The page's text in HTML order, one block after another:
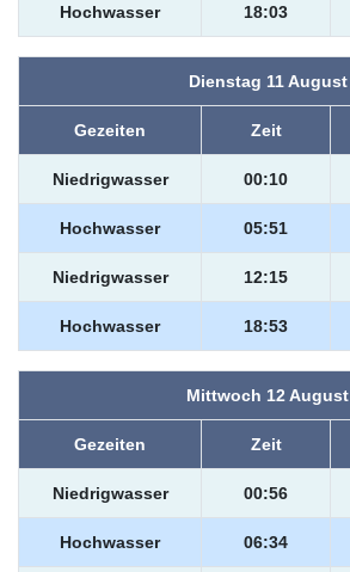
Hochwasser 18:03
Dienstag 11 August
Gezeiten Zeit
Niedrigwasser 00:10
Hochwasser 05:51
Niedrigwasser 12:15
Hochwasser 18:53
Mittwoch 12 August
Gezeiten Zeit
Niedrigwasser 00:56
Hochwasser 06:34